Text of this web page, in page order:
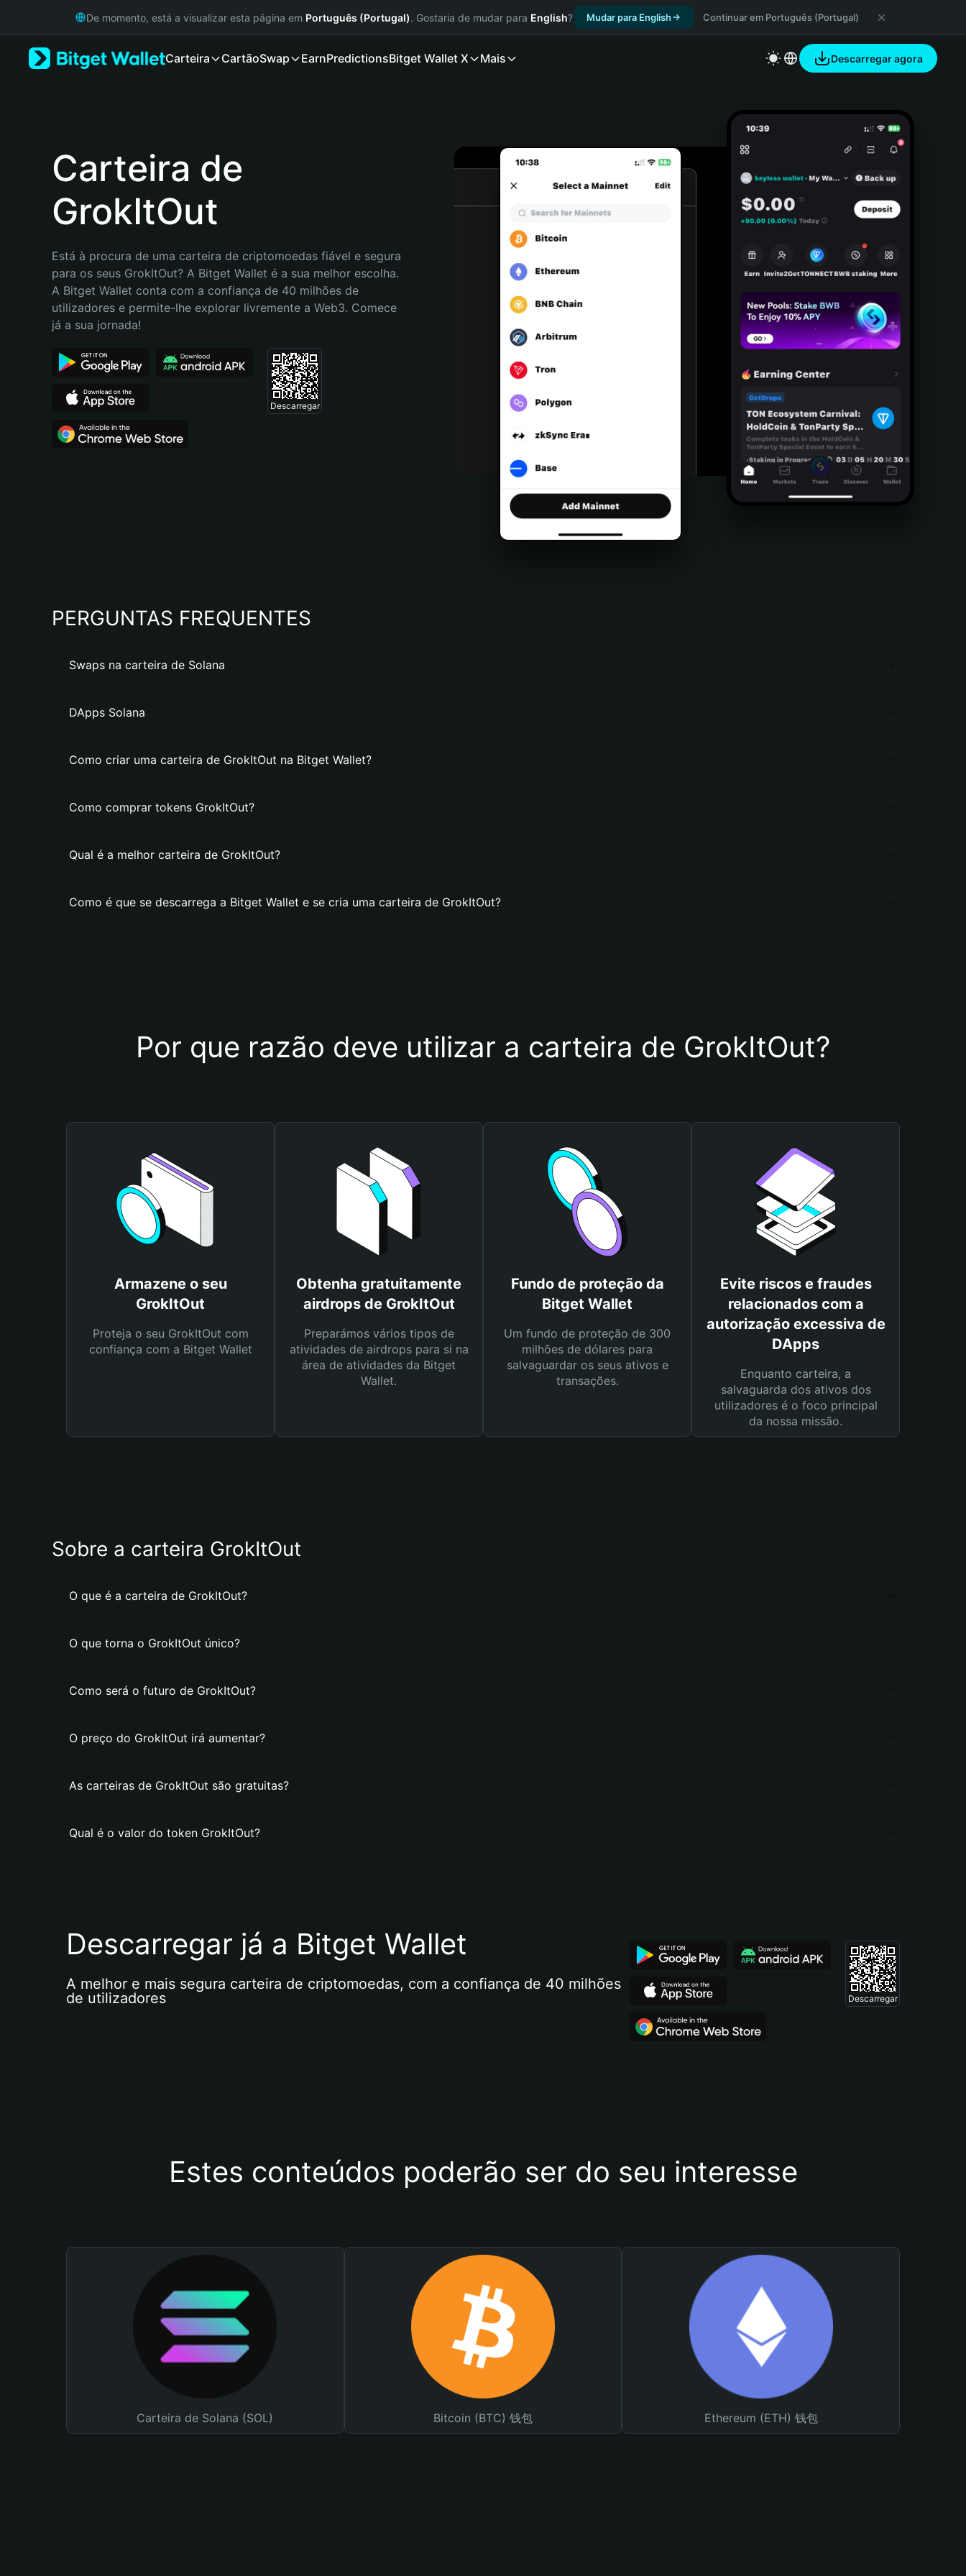
Русский
Português (Portugal)
Bahasa Indonesia
Português (Brasil)
Español (Argentina)
De momento, está a visualizar esta página em Português (Portugal). Gostaria de mudar para English? Mudar para English Continuar em Português (Portugal)
Carteira CartãoSwap EarnPredictionsBitget Wallet X Mais Descarregar agora
Carteira de
GrokItOut
Está à procura de uma carteira de criptomoedas fiável e segura
para os seus GrokItOut? A Bitget Wallet é a sua melhor escolha.
A Bitget Wallet conta com a confiança de 40 milhões de
utilizadores e permite-lhe explorar livremente a Web3. Comece
já a sua jornada!
Descarregar
PERGUNTAS FREQUENTES
Swaps na carteira de Solana
DApps Solana
Como criar uma carteira de GrokItOut na Bitget Wallet?
Como comprar tokens GrokItOut?
Qual é a melhor carteira de GrokItOut?
Como é que se descarrega a Bitget Wallet e se cria uma carteira de GrokItOut?
Por que razão deve utilizar a carteira de GrokItOut?
Armazene o seu
GrokItOut
Proteja o seu GrokItOut com
confiança com a Bitget Wallet
Obtenha gratuitamente
airdrops de GrokItOut
Preparámos vários tipos de
atividades de airdrops para si na
área de atividades da Bitget
Wallet.
Fundo de proteção da
Bitget Wallet
Um fundo de proteção de 300
milhões de dólares para
salvaguardar os seus ativos e
transações.
Evite riscos e fraudes
relacionados com a
autorização excessiva de
DApps
Enquanto carteira, a
salvaguarda dos ativos dos
utilizadores é o foco principal
da nossa missão.
Sobre a carteira GrokItOut
O que é a carteira de GrokItOut?
O que torna o GrokItOut único?
Como será o futuro de GrokItOut?
O preço do GrokItOut irá aumentar?
As carteiras de GrokItOut são gratuitas?
Qual é o valor do token GrokItOut?
Descarregar já a Bitget Wallet
A melhor e mais segura carteira de criptomoedas, com a confiança de 40 milhões
de utilizadores
Descarregar
Estes conteúdos poderão ser do seu interesse
Carteira de Solana (SOL) Bitcoin (BTC) 钱包 Ethereum (ETH) 钱包